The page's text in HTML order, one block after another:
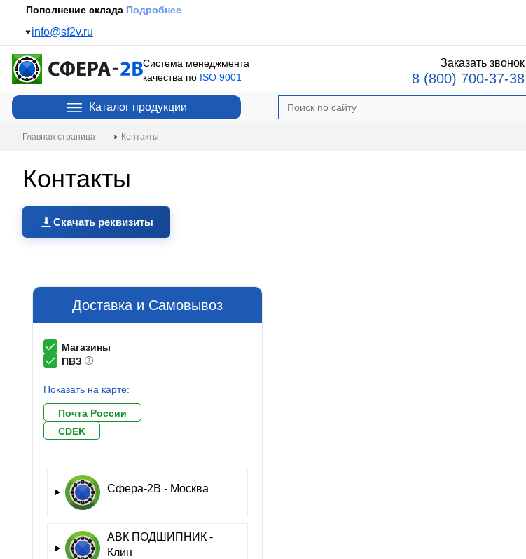
Пополнение склада Подробнее
info@sf2v.ru
Система менеджмента
качества по ISO 9001
Заказать звонок
8 (800) 700-37-38
Каталог продукции
Главная страница Контакты
Контакты
Скачать реквизиты
Доставка и Самовывоз
Магазины
ПВЗ
Показать на карте:
Почта России
CDEK
Сфера-2В - Москва
АВК ПОДШИПНИК -
Клин